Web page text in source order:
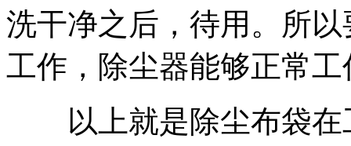
洗干净之后，待用。所
工作，除尘器能够正常工
以上就是除尘布袋在